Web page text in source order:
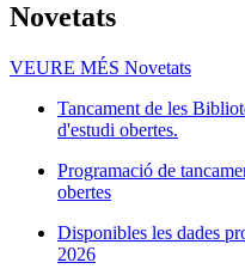
Novetats
VEURE MÉS Novetats
Tancament de les
d'estudi obertes.
Programació de
obertes
Disponibles les dades
2026